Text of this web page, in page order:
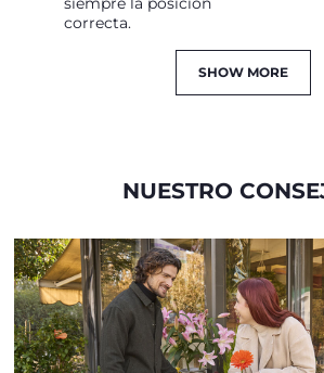
correcta.
SHOW MORE
NUESTRO